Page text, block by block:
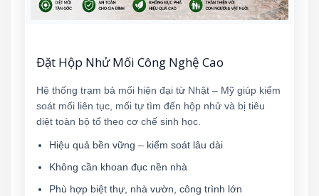
Đặt Hộp Nhử Mối Công Nghệ Cao
Hệ thống trạm bả mối hiện đại từ Nhật – Mỹ giúp kiểm
soát mối liên tục, mối tự tìm đến hộp nhử và bị tiêu
diệt toàn bộ tổ theo cơ chế sinh học.
Hiệu quả bền vững – kiểm soát lâu dài
Không cần khoan đục nền nhà
Phù hợp biệt thự, nhà vườn, công trình lớn